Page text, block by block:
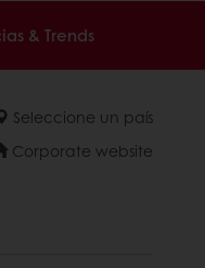
& Trends
Seleccione un país
Corporate website